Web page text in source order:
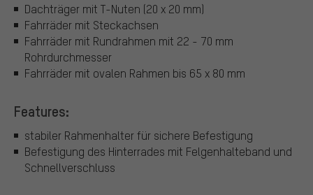
Dachträger mit T-Nuten (20 x 20 mm)
Fahrräder mit Steckachsen
Fahrräder mit Rundrahmen mit 22 - 70 mm
Rohrdurchmesser
Fahrräder mit ovalen Rahmen bis 65 x 80 mm
Features:
stabiler Rahmenhalter für sichere Befestigung
Befestigung des Hinterrades mit Felgenhalteband und
Schnellverschluss